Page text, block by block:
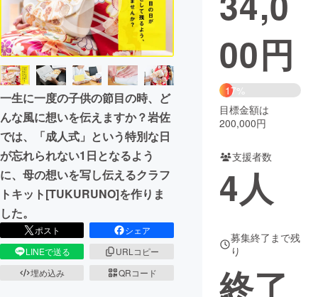
映像・映画 書籍・雑誌
ビジネス・起業 チャレンジ
まちづくり・地域活性化
CAMPFIRE for Social Good
CAMPFIRE Creation
CAMPFIREふるさと納税machi-ya コミュニティ
一生に一度の子供の節目の時、ど
んな風に想いを伝えますか？岩佐
では、「成人式」という特別な日
が忘れられない1日となるよう
に、母の想いを写し伝えるクラフ
トキット[TUKURUNO]を作りま
した。
ポスト
シェア
LINEで送る
URLコピー
埋め込み
QRコード
00円
17%
目標金額は
200,000円
支援者数
4人
募集終了まで残
り
終了